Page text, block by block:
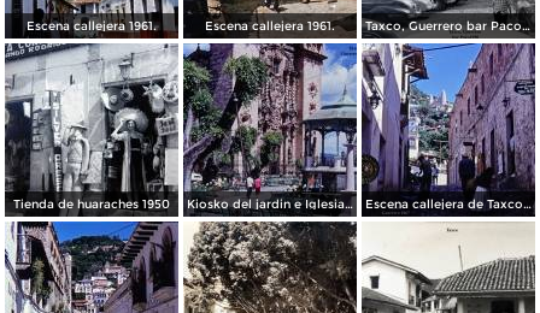
Escena callejera 1961. Escena callejera 1961. Taxco, Guerrero bar Paco 1950
Tienda de huaraches 1950 Kiosko del jardin e Iglesia de Taxco, Guerrero 1967. Escena callejera de Taxco, Guerrero 1967.